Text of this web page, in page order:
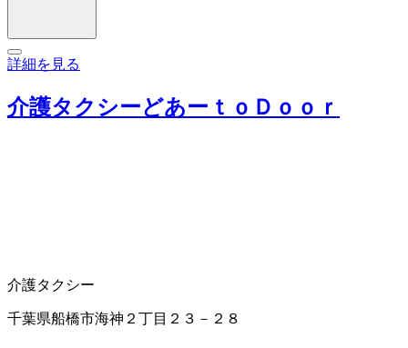
詳細を見る
介護タクシーどあーｔｏＤｏｏｒ
介護タクシー
千葉県船橋市海神２丁目２３－２８